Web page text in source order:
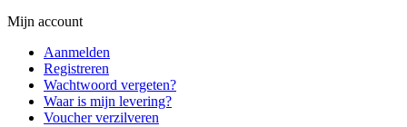
Mijn account
Aanmelden
Registreren
Wachtwoord vergeten?
Waar is mijn levering?
Voucher verzilveren